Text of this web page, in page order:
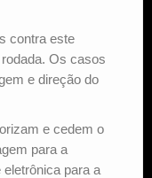
contra este
Os casos
e direção do
e cedem o
para a
para a